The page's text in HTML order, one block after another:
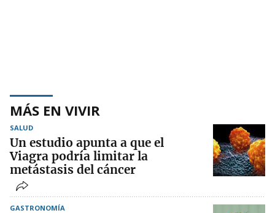
MÁS EN VIVIR
SALUD
Un estudio apunta a que el
Viagra podría limitar la
metástasis del cáncer
GASTRONOMÍA